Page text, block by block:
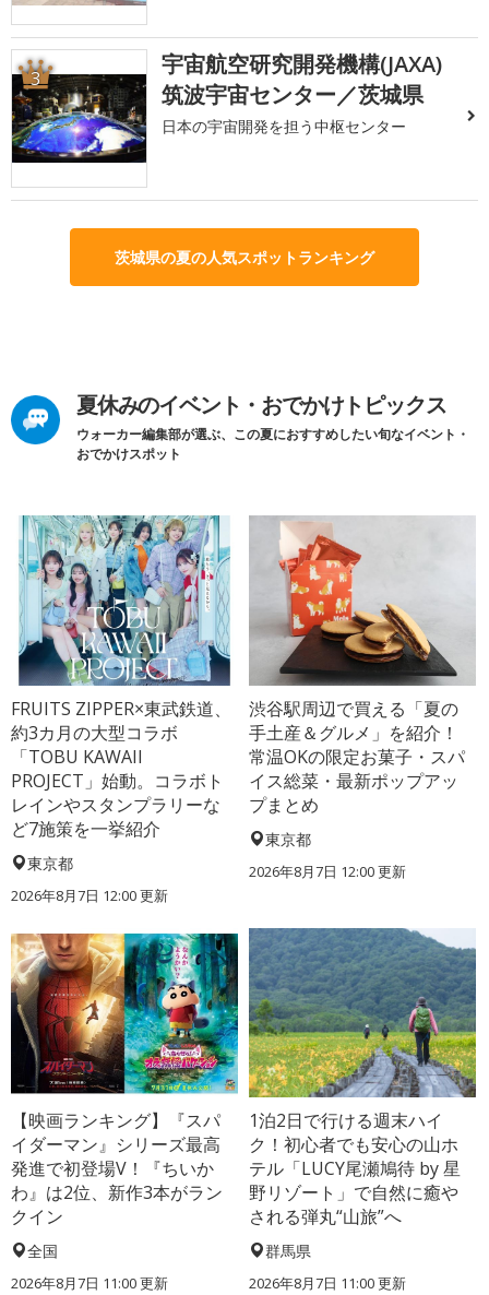
3
宇宙航空研究開発機構(JAXA)
筑波宇宙センター／茨城県
日本の宇宙開発を担う中枢センター
茨城県の夏の人気スポットランキング
夏休みのイベント・おでかけトピックス
ウォーカー編集部が選ぶ、この夏におすすめしたい旬なイベント・
おでかけスポット
FRUITS ZIPPER×東武鉄道、
約3カ月の大型コラボ
「TOBU KAWAII
PROJECT」始動。コラボト
レインやスタンプラリーな
ど7施策を一挙紹介
東京都
2026年8月7日 12:00更新
渋谷駅周辺で買える「夏の
手土産＆グルメ」を紹介！
常温OKの限定お菓子・スパ
イス総菜・最新ポップアッ
プまとめ
東京都
2026年8月7日 12:00更新
【映画ランキング】『スパ
イダーマン』シリーズ最高
発進で初登場V！『ちいか
わ』は2位、新作3本がラン
クイン
全国
2026年8月7日 11:00更新
1泊2日で行ける週末ハイ
ク！初心者でも安心の山ホ
テル「LUCY尾瀬鳩待 by 星
野リゾート」で自然に癒や
される弾丸“山旅”へ
群馬県
2026年8月7日 11:00更新